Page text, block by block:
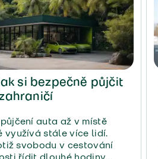
si bezpečně půjčit
auta až v místě
využívá stále více lidí.
svobodu v cestování